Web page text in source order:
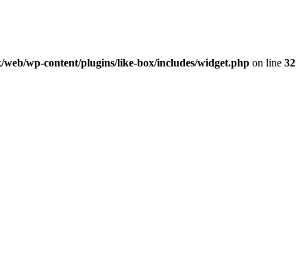
wp-content/plugins/like-box/includes/widget.php on line 32